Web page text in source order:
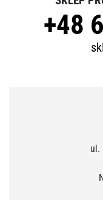
+48
ul.